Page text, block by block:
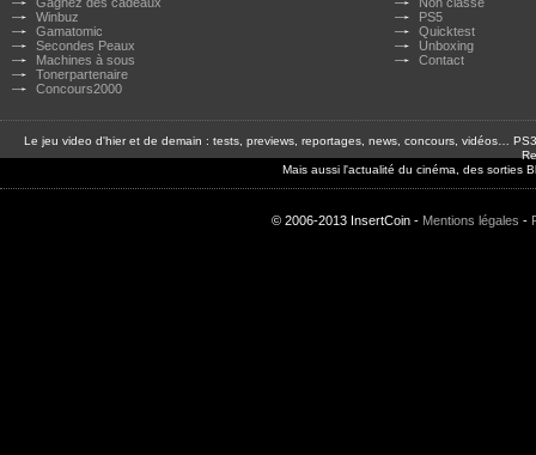
Winbuz
Gamatomic
Secondes Peaux
Machines à sous
Tonerpartenaire
Concours2000
PS5
Quicktest
Unboxing
Contact
Le jeu video d'hier et de demain : tests, previews, reportages, news, concours, vidéos…
Mais aussi l'actualité du cinéma, des sorties
© 2006-2013 InsertCoin - Mentions légales -